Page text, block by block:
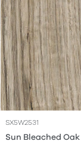
SX5W2531
Sun Bleached Oak